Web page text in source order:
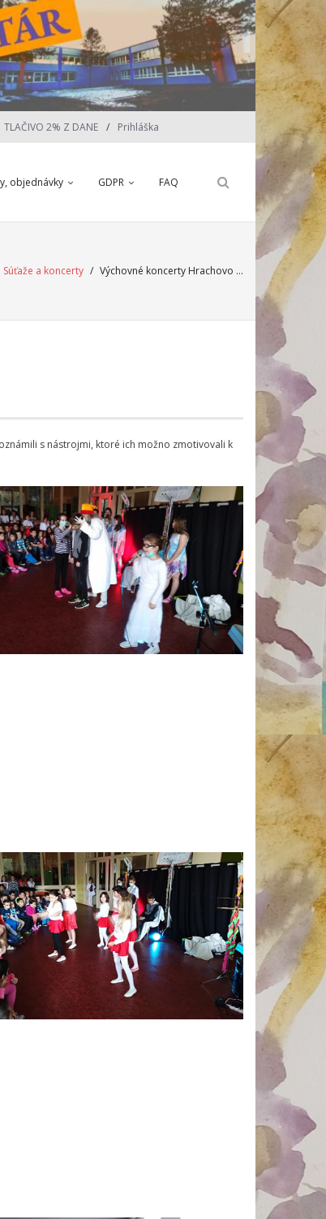
TLAČIVO 2% Z DANE Prihláška
objednávky GDPR FAQ
Súťaže a koncerty / Výchovné koncerty Hrachovo …
s nástrojmi, ktoré ich možno zmotivovali k